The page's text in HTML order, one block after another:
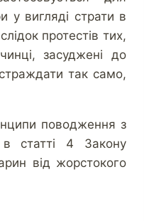
у вигляді страти в
протестів тих,
засуджені до
так само,
поводження з
в статті 4 Закону
від жорстокого